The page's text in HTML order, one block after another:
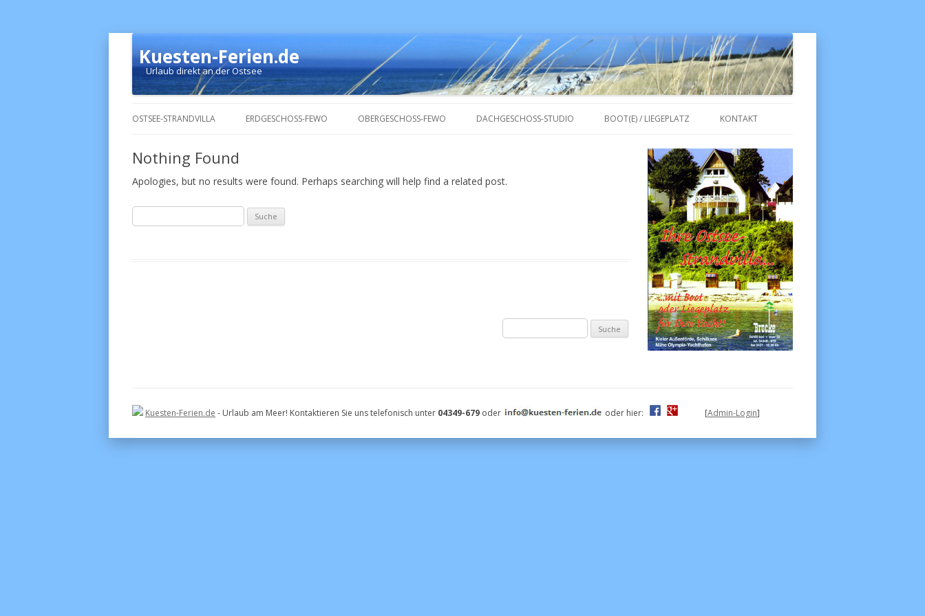
Kuesten-Ferien.de
Urlaub direkt an der Ostsee
OSTSEE-STRANDVILLA ERDGESCHOSS-FEWO OBERGESCHOSS-FEWO DACHGESCHOSS-STUDIO BOOT(E) / LIEGEPLATZ KONTAKT
Nothing Found
Apologies, but no results were found. Perhaps searching will help find a related post.
nach:
nach:
Kuesten-Ferien.de - Urlaub am Meer! Kontaktieren Sie uns telefonisch unter 04349-679 oder oder hier: [Admin-Login]